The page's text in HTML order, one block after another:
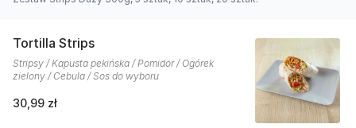
Tortilla Strips
Stripsy / Kapusta pekińska / Pomidor / Ogórek
zielony / Cebula / Sos do wyboru
30,99 zł